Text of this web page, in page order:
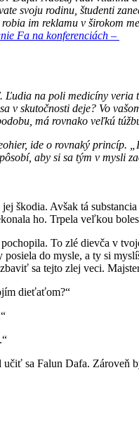
svoju rodinu, študenti
im reklamu v širokom
Fa na konferenciách –
na poli medicíny
v skutočnosti deje? Vo
má rovnako veľkú
ide o rovnaký
aby si sa tým v mysli
škodia. Avšak tá
ho. Trpela veľkou
To zlé dievča v
do mysle, a ty si
sa tejto zlej veci.
dieťaťom?“
sa Falun Dafa.